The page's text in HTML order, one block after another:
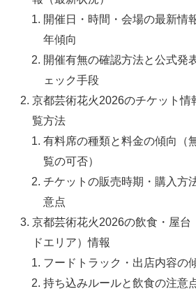
開催日・時間・会場の最新情
年傾向
開催有無の確認方法と公式発
ェック手段
京都芸術花火2026のチケット情
覧方法
有料席の種類と料金の傾向（
覧の可否）
チケットの販売時期・購入方
意点
京都芸術花火2026の飲食・屋台
ドエリア）情報
フードトラック・出店内容の
持ち込みルールと飲食の注意